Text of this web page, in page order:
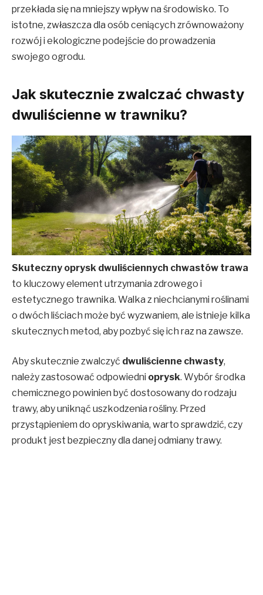
przekłada się na mniejszy wpływ na środowisko. To
istotne, zwłaszcza dla osób ceniących zrównoważony
rozwój i ekologiczne podejście do prowadzenia
swojego ogrodu.
Jak skutecznie zwalczać chwasty
dwuliścienne w trawniku?
Skuteczny oprysk dwuliściennych chwastów trawa
to kluczowy element utrzymania zdrowego i
estetycznego trawnika. Walka z niechcianymi roślinami
o dwóch liściach może być wyzwaniem, ale istnieje kilka
skutecznych metod, aby pozbyć się ich raz na zawsze.
Aby skutecznie zwalczyć dwuliścienne chwasty,
należy zastosować odpowiedni oprysk. Wybór środka
chemicznego powinien być dostosowany do rodzaju
trawy, aby uniknąć uszkodzenia rośliny. Przed
przystąpieniem do opryskiwania, warto sprawdzić, czy
produkt jest bezpieczny dla danej odmiany trawy.